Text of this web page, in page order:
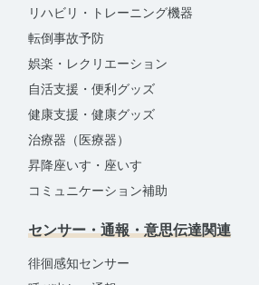
リハビリ・トレーニング機器
転倒事故予防
娯楽・レクリエーション
自活支援・便利グッズ
健康支援・健康グッズ
治療器（医療器）
昇降座いす・座いす
コミュニケーション補助
センサー・通報・意思伝達関連
徘徊感知センサー